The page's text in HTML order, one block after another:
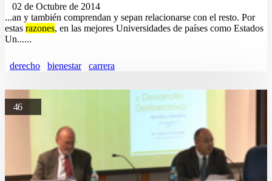
02 de Octubre de 2014
...an y también comprendan y sepan relacionarse con el resto. Por
estas razones, en las mejores Universidades de países como Estados
Un......
derecho bienestar carrera
46